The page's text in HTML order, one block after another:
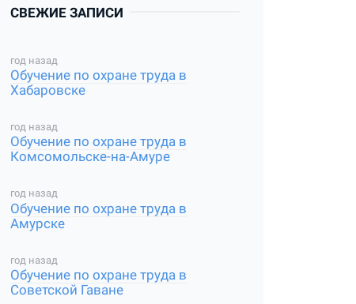
СВЕЖИЕ ЗАПИСИ
год назад
Обучение по охране труда в
Хабаровске
год назад
Обучение по охране труда в
Комсомольске-на-Амуре
год назад
Обучение по охране труда в
Амурске
год назад
Обучение по охране труда в
Советской Гаване